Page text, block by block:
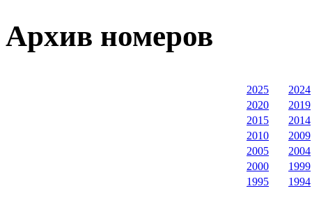
Архив номеров
2025
2024
2020
2019
2015
2014
2010
2009
2005
2004
2000
1999
1995
1994